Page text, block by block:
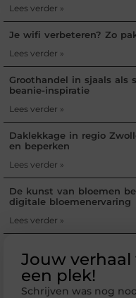
Lees verder »
Je wifi verbeteren? Zo
Lees verder »
Groothandel in sjaals als
beanie-inspiratie
Lees verder »
Daklekkage in regio
en beperken
Lees verder »
De kunst van bloemen
digitale bloemenervaring
Lees verder »
Jouw
een plek!
Schrijven was nog